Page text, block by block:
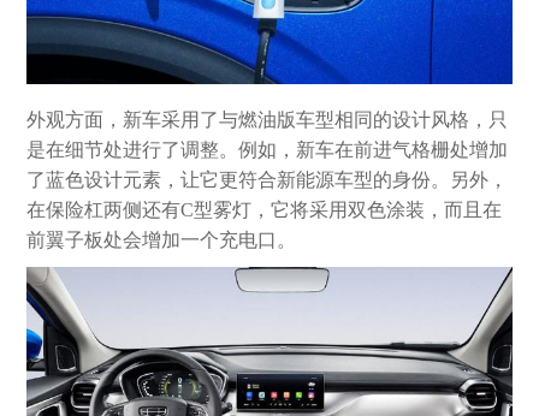
外观方面，新车采用了与燃油版车型相同的设计风格，只
是在细节处进行了调整。例如，新车在前进气格栅处增加
了蓝色设计元素，让它更符合新能源车型的身份。另外，
在保险杠两侧还有C型雾灯，它将采用双色涂装，而且在
前翼子板处会增加一个充电口。